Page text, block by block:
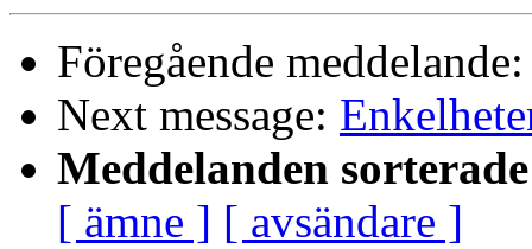
Föregående
Next message:
Meddelanden
[ ämne ] [ avsändare ]